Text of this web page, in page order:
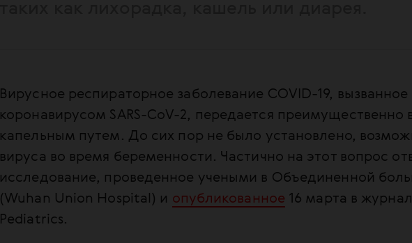
Вирусное респираторное заболевание COVID-19,
коронавирусом SARS-CoV-2, передается преимущественно
капельным путем. До сих пор не было установлено,
вируса во время беременности. Частично на этот вопрос
исследование, проведенное учеными в Объединенной
(Wuhan Union Hospital) и опубликованное 16 марта в
Pediatrics.